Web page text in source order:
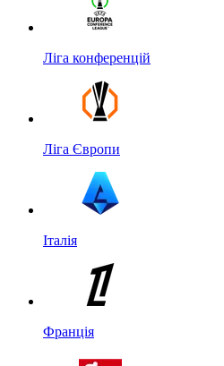
Ліга конференцій
Ліга Європи
Італія
Франція